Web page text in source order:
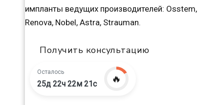
импланты ведущих производителей: Osstem,
Renova, Nobel, Astra, Strauman.
Получить консультацию
Осталось
25д 22ч 22м 20с 🔥